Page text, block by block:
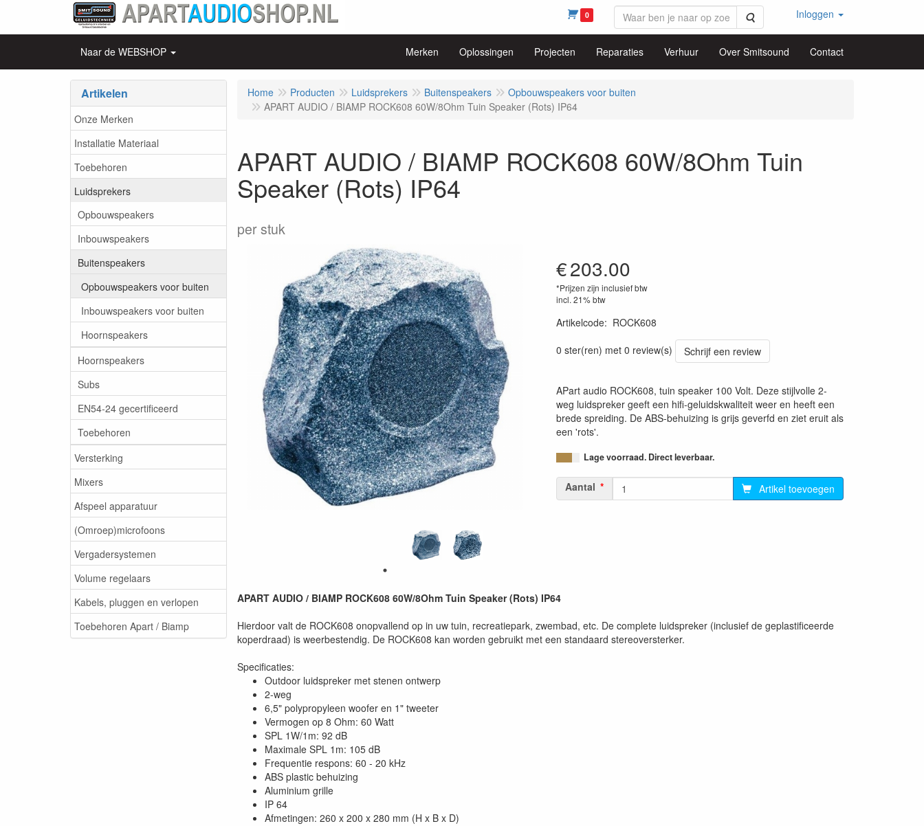
0 Zoeken Inloggen
Naar de WEBSHOP Merken Oplossingen Projecten Reparaties Verhuur Over Smitsound Contact
Artikelen
Onze Merken
Installatie Materiaal
Toebehoren
Luidsprekers
Opbouwspeakers
Inbouwspeakers
Buitenspeakers
Opbouwspeakers voor buiten
Inbouwspeakers voor buiten
Hoornspeakers
Hoornspeakers
Subs
EN54-24 gecertificeerd
Toebehoren
Versterking
Mixers
Afspeel apparatuur
(Omroep)microfoons
Vergadersystemen
Volume regelaars
Kabels, pluggen en verlopen
Toebehoren Apart / Biamp
Home Producten Luidsprekers Buitenspeakers
Opbouwspeakers voor buiten
APART AUDIO / BIAMP ROCK608 60W/8Ohm Tuin Speaker (Rots) IP64
APART AUDIO / BIAMP ROCK608 60W/8Ohm Tuin
Speaker (Rots) IP64
per stuk
€203.00
*Prijzen zijn inclusief btw
incl. 21% btw
Artikelcode: ROCK608
0 ster(ren) met 0 review(s)
Schrijf een review
APart audio ROCK608, tuin speaker 100 Volt. Deze stijlvolle 2-
weg luidspreker geeft een hifi-geluidskwaliteit weer en heeft een
brede spreiding. De ABS-behuizing is grijs geverfd en ziet eruit als
een 'rots'.
Lage voorraad. Direct leverbaar.
Aantal Artikel toevoegen
APART AUDIO / BIAMP ROCK608 60W/8Ohm Tuin Speaker (Rots) IP64
Hierdoor valt de ROCK608 onopvallend op in uw tuin, recreatiepark, zwembad, etc. De complete luidspreker (inclusief de geplastificeerde
koperdraad) is weerbestendig. De ROCK608 kan worden gebruikt met een standaard stereoversterker.
Specificaties:
Outdoor luidspreker met stenen ontwerp
2-weg
6,5" polypropyleen woofer en 1" tweeter
Vermogen op 8 Ohm: 60 Watt
SPL 1W/1m: 92 dB
Maximale SPL 1m: 105 dB
Frequentie respons: 60 - 20 kHz
ABS plastic behuizing
Aluminium grille
IP 64
Afmetingen: 260 x 200 x 280 mm (H x B x D)